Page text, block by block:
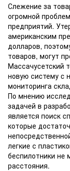
Слежение за
огромной
предприятий.
американским
долларов,
товаров, могут
Массачусетский
новую систему с
мониторинга
По мнению
задачей в
является поиск
которые
легкие с
беспилотники не
расстояния.